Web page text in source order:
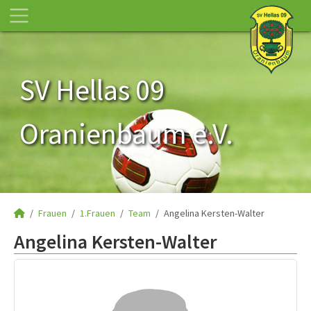
SV Hellas 09
Oranienbaum e.V.
Frauen 1.Frauen Team Angelina Kersten-Walter
Angelina Kersten-Walter